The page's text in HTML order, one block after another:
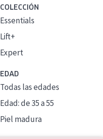
COLECCIÓN
Essentials
Lift+
Expert
EDAD
Todas las edades
Edad: de 35 a 55
Piel madura